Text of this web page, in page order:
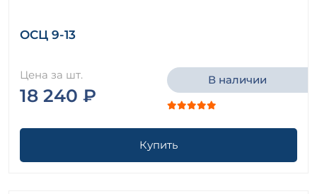
ОСЦ 9-13
Цена за шт.
18 240 ₽
В наличии
Купить